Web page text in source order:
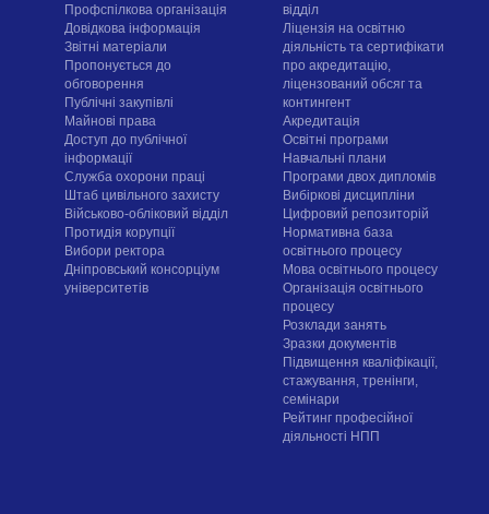
Профспілкова організація
Довідкова інформація
Звітні матеріали
Пропонується до
обговорення
Публічні закупівлі
Майнові права
Доступ до публічної
інформації
Служба охорони праці
Штаб цивільного захисту
Військово-обліковий відділ
Протидія корупції
Вибори ректора
Дніпровський консорціум
університетів
відділ
Ліцензія на освітню
діяльність та сертифікати
про акредитацію,
ліцензований обсяг та
контингент
Акредитація
Освітні програми
Навчальні плани
Програми двох дипломів
Вибіркові дисципліни
Цифровий репозиторій
Нормативна база
освітнього процесу
Мова освітнього процесу
Організація освітнього
процесу
Розклади занять
Зразки документів
Підвищення кваліфікації,
стажування, тренінги,
семінари
Рейтинг професійної
діяльності НПП